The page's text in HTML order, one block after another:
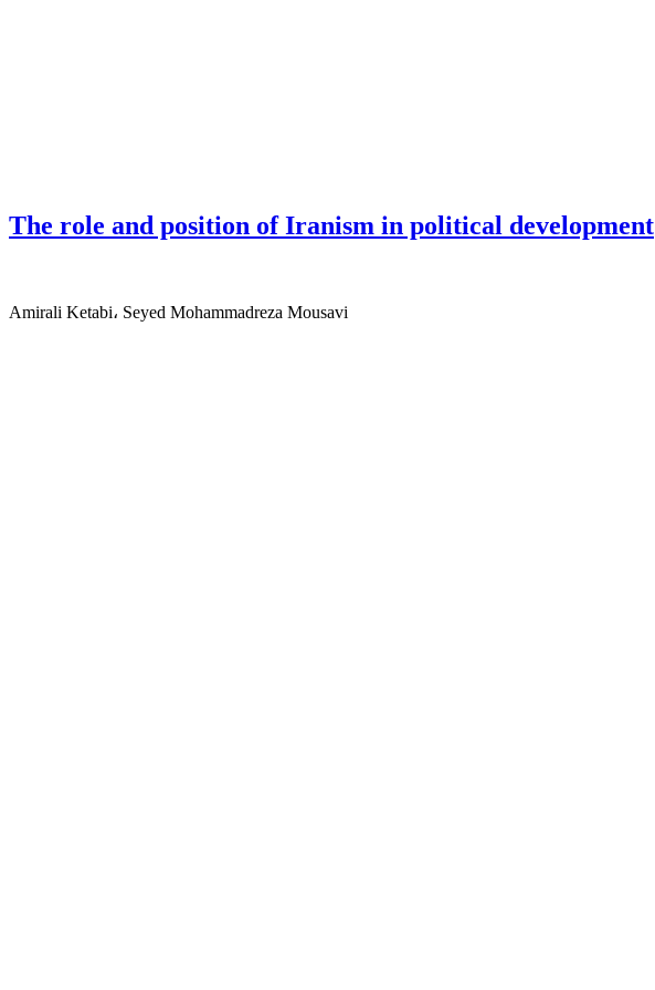
The role and position of Iranism in political development
Amirali Ketabi، Seyed Mohammadreza Mousavi